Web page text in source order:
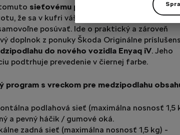
sieťovému programu s vreckom
že sa v kufri vášho automobilu nebude
posúvať. Ide o praktický a zároveň
doplnok z ponuky Škoda Originálne
do nového vozidla Enyaq iV. Jeho
podtrhuje prevedenie v čiernej farbe.
program s vreckom pre medzipodlahu
podlahová sieť (maximálna nosnosť 1,5
a pevný háčik / gumové oká.
zadná sieť (maximálna nosnosť 1,5 kg) -